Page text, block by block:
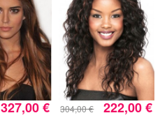
327,00 € 304,00 € 222,00 €